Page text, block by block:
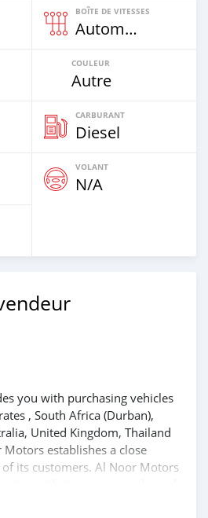
BOÎTE DE VITESSES
Automatique
COULEUR
Autre
CARBURANT
Diesel
VOLANT
N/A
you with purchasing vehicles
, South Africa (Durban),
United Kingdom, Thailand
establishes a close
its customers. Al Noor Motors
with its customers through
and trust in order to facilitate